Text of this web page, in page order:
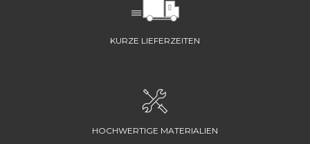
KURZE LIEFERZEITEN
HOCHWERTIGE MATERIALIEN